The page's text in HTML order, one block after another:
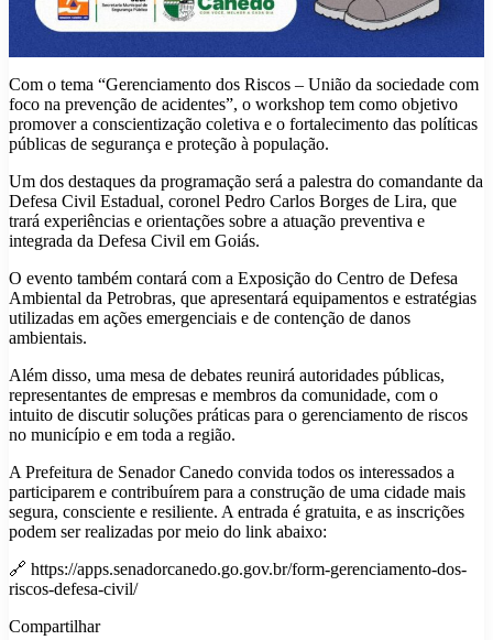
Com o tema “Gerenciamento dos Riscos – União da sociedade com
foco na prevenção de acidentes”, o workshop tem como objetivo
promover a conscientização coletiva e o fortalecimento das políticas
públicas de segurança e proteção à população.
Um dos destaques da programação será a palestra do comandante da
Defesa Civil Estadual, coronel Pedro Carlos Borges de Lira, que
trará experiências e orientações sobre a atuação preventiva e
integrada da Defesa Civil em Goiás.
O evento também contará com a Exposição do Centro de Defesa
Ambiental da Petrobras, que apresentará equipamentos e estratégias
utilizadas em ações emergenciais e de contenção de danos
ambientais.
Além disso, uma mesa de debates reunirá autoridades públicas,
representantes de empresas e membros da comunidade, com o
intuito de discutir soluções práticas para o gerenciamento de riscos
no município e em toda a região.
A Prefeitura de Senador Canedo convida todos os interessados a
participarem e contribuírem para a construção de uma cidade mais
segura, consciente e resiliente. A entrada é gratuita, e as inscrições
podem ser realizadas por meio do link abaixo:
🔗 https://apps.senadorcanedo.go.gov.br/form-gerenciamento-dos-
riscos-defesa-civil/
Compartilhar